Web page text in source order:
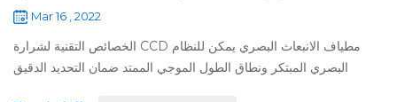
Mar 16 , 2022
الخصائص التقنية لشرارة CCD مطياف الانبعاث البصري يمكن للنظام
البصري المبتكر ونطاق الطول الموجي الممتد ضمان التحديد الدقيق